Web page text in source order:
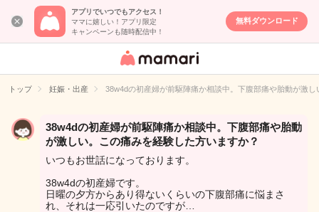
アプリでいつでもアクセス！
ママに嬉しい！アプリ限定
キャンペーンも随時配信中！
無料ダウンロード
女性専用匿名QA
イト
トップ 妊娠・出産 38w4dの初産婦が前駆陣痛か相談中。下腹部痛や胎動が激
38w4dの初産婦が前駆陣痛か相談中。下腹部痛や胎動
が激しい。この痛みを経験した方いますか？
いつもお世話になっております。
38w4dの初産婦です。
日曜の夕方からあり得ないくらいの下腹部痛に悩まさ
れ、それは一応引いたのですが…